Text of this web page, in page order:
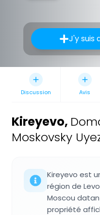
J'y suis
Discussion Avis
Kireyevo,
Moskovsky
Kireyevo est
région de
Moscou
propriété